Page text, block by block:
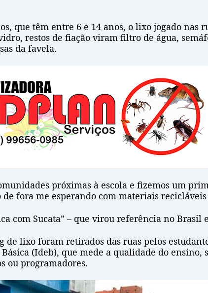
que têm entre 6 e 14 anos, o lixo jogado
restos de fiação viram filtro de água,
da favela.
próximas à escola e fizemos um
fora me esperando com materiais
com Sucata” – que virou referência no Brasil
de lixo foram retirados das ruas pelos
(Ideb), que mede a qualidade do
ou programadores.